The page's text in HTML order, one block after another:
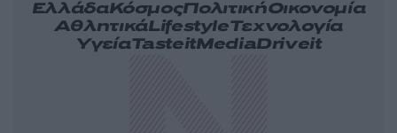
ΕλλάδαΚόσμοςΠολιτικήΟικονομία
ΑθλητικάLifestyleΤεχνολογία
ΥγείαTasteitMediaDriveit